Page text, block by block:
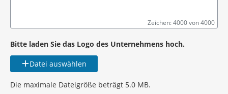
Zeichen: 4000 von 4000
Bitte laden Sie das Logo des Unternehmens hoch.
Datei auswählen
Die maximale Dateigröße beträgt 5.0 MB.